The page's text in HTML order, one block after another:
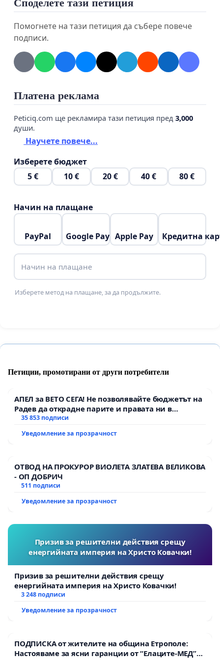
Днес отново апелираме да си отстоим
гражданските права и да имаме цена на водата,
която отговаря на качеството на предлаганата
ни услуга!
Становище и заедно с нашата Подписка ще го
КЕВР.
Не разполагаме с много време. Имаме 14 дневен
срок да обжалваме предстоящото увеличение!
Затова моля, подписвайте!
Заедно можем повече!
Споделете тази петиция
Помогнете на тази петиция да събере повече
подписи.
Платена реклама
Peticiq.com ще рекламира тази петиция пред 3,000
души.
Научете повече...
Изберете бюджет
5 €
10 € 20 € 40 € 80 €
Начин на плащане
PayPal Google Pay Apple Pay Кредитна
Начин на плащане
Изберете метод на плащане, за да продължите.
Петиции, промотирани от други потребители
АПЕЛ за ВЕТО СЕГА! Не позволявайте бюджетът на
Радев да открадне парите и правата ни в
тъмното
35 853 подписи
Уведомление за прозрачност
ОТВОД НА ПРОКУРОР ВИОЛЕТА ЗЛАТЕВА ВЕЛИКОВА
- ОП ДОБРИЧ
511 подписи
Уведомление за прозрачност
Призив за решителни действия срещу
енергийната империя на Христо Ковачки!
Призив за решителни действия срещу
енергийната империя на Христо Ковачки!
3 248 подписи
Уведомление за прозрачност
ПОДПИСКА от жителите на община Етрополе:
Настояваме за ясни гаранции от “Елаците-МЕД”